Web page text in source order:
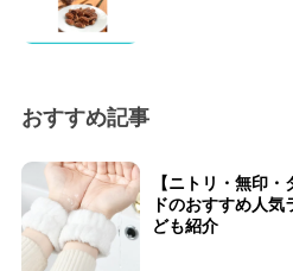
おすすめ記事
【ニトリ・無印
ドのおすすめ人
ども紹介